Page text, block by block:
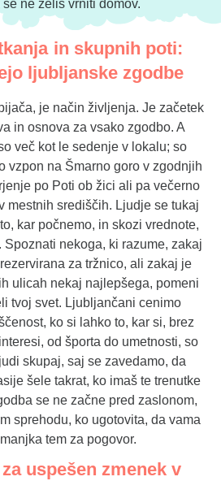
ne želiš vrniti domov.
in skupnih poti:
ljubljanske zgodbe
je način življenja. Je začetek
in osnova za vsako zgodbo. A
več kot le sedenje v lokalu; so
vzpon na Šmarno goro v zgodnjih
po Poti ob žici ali pa večerno
mestnih središčih. Ljudje se tukaj
kar počnemo, in skozi vrednote,
Spoznati nekoga, ki razume, zakaj
za tržnico, ali zakaj je
ulicah nekaj najlepšega, pomeni
tvoj svet. Ljubljančani cenimo
ko si lahko to, kar si, brez
od športa do umetnosti, so
skupaj, saj se zavedamo, da
šele takrat, ko imaš te trenutke
se ne začne pred zaslonom,
sprehodu, ko ugotovita, da vama
tem za pogovor.
uspešen zmenek v